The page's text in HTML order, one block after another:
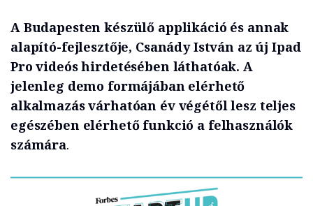
A Budapesten készülő applikáció és annak
alapító-fejlesztője, Csanády István az új Ipad
Pro videós hirdetésében láthatóak. A
jelenleg demo formájában elérhető
alkalmazás várhatóan év végétől lesz teljes
egészében elérhető funkció a felhasználók
számára.